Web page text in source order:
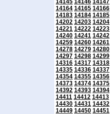
14145 14146 14147
14164 14165 14166
14183 14184 14185
14202 14203 14204
14221 14222 14223
14240 14241 14242
14259 14260 14261
14278 14279 14280
14297 14298 14299
14316 14317 14318
14335 14336 14337
14354 14355 14356
14373 14374 14375
14392 14393 14394
14411 14412 14413
14430 14431 14432
14449 14450 14451